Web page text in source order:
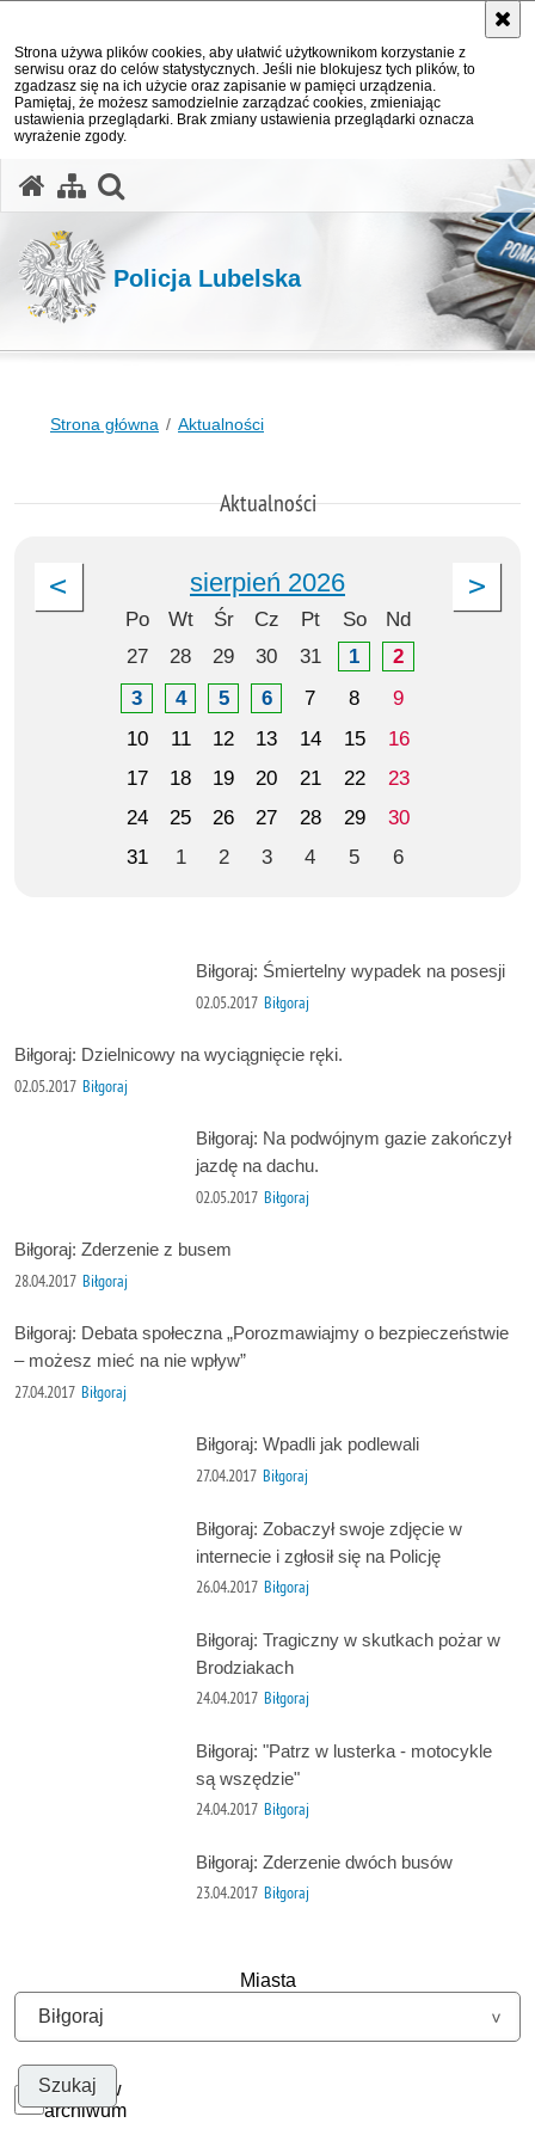
Strona używa plików cookies, aby ułatwić użytkownikom korzystanie z
serwisu oraz do celów statystycznych. Jeśli nie blokujesz tych plików, to
zgadzasz się na ich użycie oraz zapisanie w pamięci urządzenia.
Pamiętaj, że możesz samodzielnie zarządzać cookies, zmieniając
ustawienia przeglądarki. Brak zmiany ustawienia przeglądarki oznacza
wyrażenie zgody.
Policja Lubelska
Strona główna Aktualności
Aktualności
sierpień 2026
Po Wt Śr Cz Pt So
Nd
27
28 29 30 31 1
2
3
4 5 6 7 8
9
10
11 12 13 14 15
16
17
18 19 20 21 22
23
24
25 26 27 28 29
30
31
1 2 3 4 5 6
Biłgoraj: Śmiertelny wypadek na posesji
02.05.2017 Biłgoraj
Biłgoraj: Dzielnicowy na wyciągnięcie ręki.
02.05.2017 Biłgoraj
Biłgoraj: Na podwójnym gazie zakończył
jazdę na dachu.
02.05.2017 Biłgoraj
Biłgoraj: Zderzenie z busem
28.04.2017 Biłgoraj
Biłgoraj: Debata społeczna „Porozmawiajmy o bezpieczeństwie
– możesz mieć na nie wpływ”
27.04.2017 Biłgoraj
Biłgoraj: Wpadli jak podlewali
27.04.2017 Biłgoraj
Biłgoraj: Zobaczył swoje zdjęcie w
internecie i zgłosił się na Policję
26.04.2017 Biłgoraj
Biłgoraj: Tragiczny w skutkach pożar w
Brodziakach
24.04.2017 Biłgoraj
Biłgoraj: "Patrz w lusterka - motocykle
są wszędzie"
24.04.2017 Biłgoraj
Biłgoraj: Zderzenie dwóch busów
23.04.2017 Biłgoraj
Miasta
Szukaj w
archiwum